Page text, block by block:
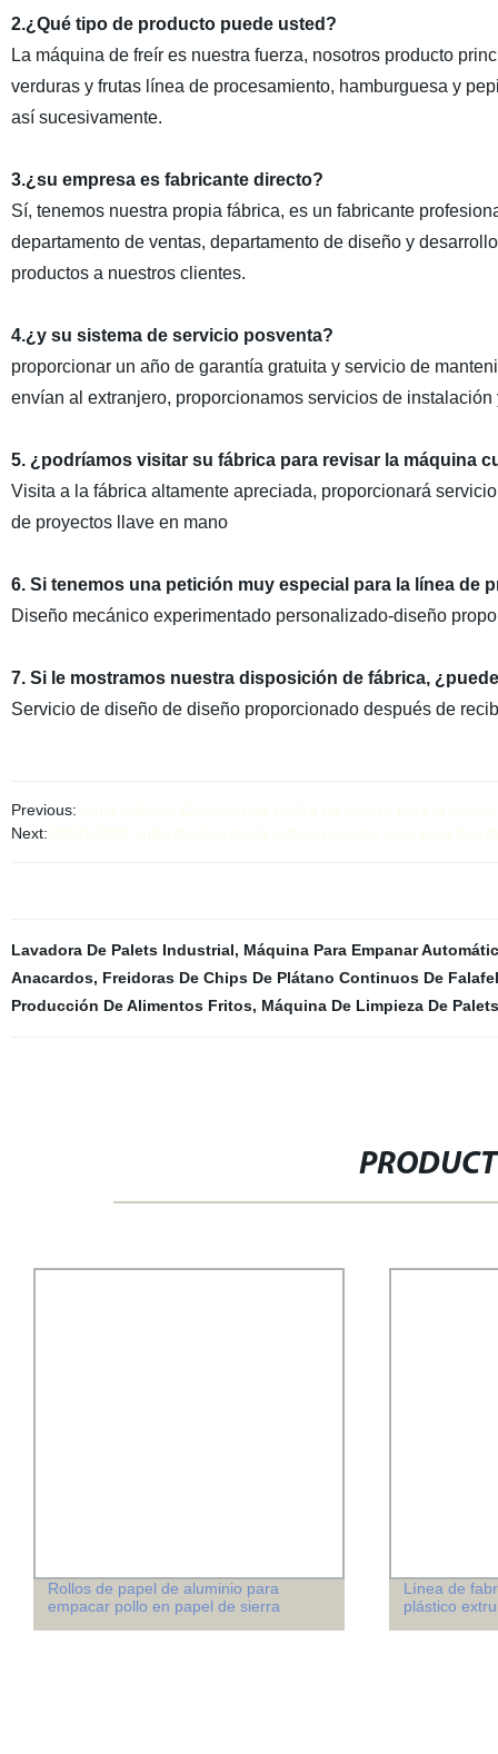
2.¿Qué tipo de producto puede usted?
La máquina de freír es nuestra fuerza, nosotros producto
verduras y frutas línea de procesamiento, hamburguesa y
así sucesivamente.
3.¿su empresa es fabricante directo?
Sí, tenemos nuestra propia fábrica, es un fabricante
departamento de ventas, departamento de diseño y
productos a nuestros clientes.
4.¿y su sistema de servicio posventa?
proporcionar un año de garantía gratuita y servicio de
envían al extranjero, proporcionamos servicios de
5. ¿podríamos visitar su fábrica para revisar la máquina
Visita a la fábrica altamente apreciada, proporcionará
de proyectos llave en mano
6. Si tenemos una petición muy especial para la línea de
Diseño mecánico experimentado personalizado-diseño
7. Si le mostramos nuestra disposición de fábrica,
Servicio de diseño de diseño proporcionado después de
Previous:
Next:
Lavadora De Palets Industrial, Máquina Para Empanar
Anacardos, Freidoras De Chips De Plátano Continuos De Falafel
Producción De Alimentos Fritos, Máquina De Limpieza De Palets
Rollos de papel de aluminio para
empacar pollo en papel de sierra
Línea de
plástico